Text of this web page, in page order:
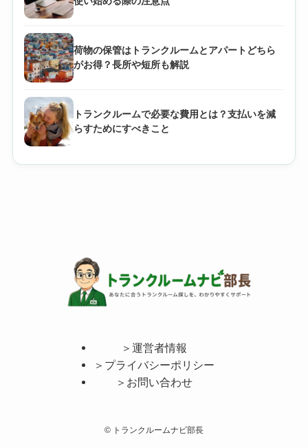
荷物の保管はトランクルームとアパートどちら
がお得？長所や短所も解説
トランクルームで必要な費用とは？支払いを減
らすためにすべきこと
＞運営者情報
＞プライバシーポリシー
＞お問い合わせ
© トランクルームナビ部長